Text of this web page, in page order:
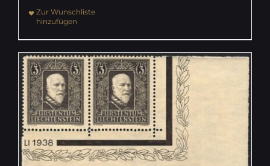
Zur Wunschliste
hinzufügen